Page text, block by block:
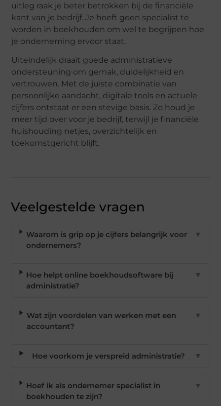
uitleg raak je beter betrokken bij de financiële
kant van je bedrijf. Je hoeft geen specialist te
worden in boekhouden om wel te begrijpen hoe
je onderneming ervoor staat.
Uiteindelijk draait goede administratieve
ondersteuning om gemak, duidelijkheid en
vertrouwen. Met de juiste combinatie van
persoonlijke aandacht, digitale tools en actuele
cijfers ontstaat er een stevige basis. Zo houd je
meer tijd over voor je bedrijf, terwijl je financiële
huishouding netjes, overzichtelijk en
toekomstgericht blijft.
Veelgestelde vragen
Waarom is grip op je cijfers belangrijk voor
ondernemers?
▼
Hoe helpt online boekhoudsoftware bij
administratie?
▼
Wat zijn voordelen van werken met een
accountant?
▼
Hoe voorkom je verspreid administratie? ▼
Hoef ik als ondernemer specialist in
boekhouden te zijn?
▼